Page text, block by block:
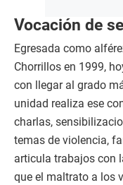
Vocación de
Egresada como
Chorrillos en 1999,
con llegar al grado
unidad realiza ese
charlas,
temas de violencia,
articula trabajos con
que el maltrato a los